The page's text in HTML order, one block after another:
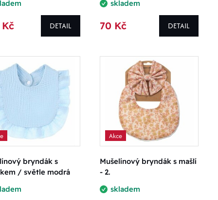
DETAIL
skladem
70 Kč DETAIL
bryndák s
/ světle modrá
Akce
Mušelínový bryndák s mašlí
- 2.
skladem